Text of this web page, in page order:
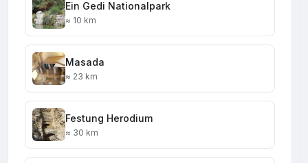
Ein Gedi Nationalpark
≈ 10 km
Masada
≈ 23 km
Festung Herodium
≈ 30 km